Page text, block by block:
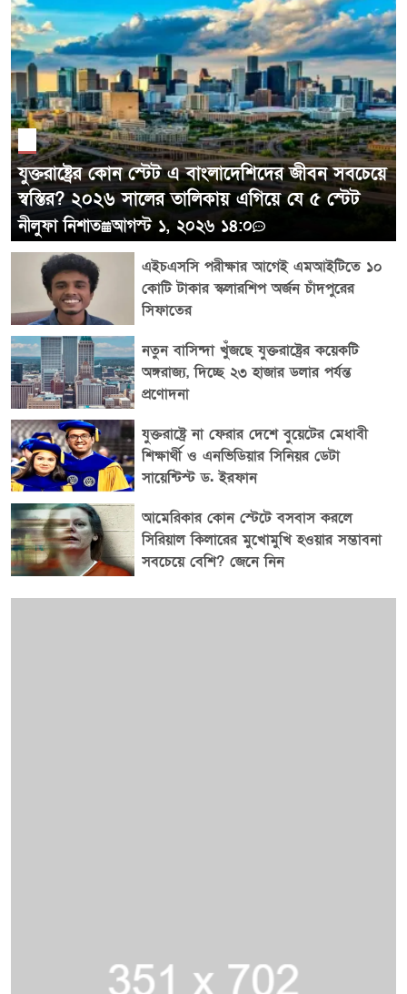
পরিমাণ কমানোর পরামর্শ দেওয়া হয়েছে, যা দ্রুত ঘুমাতে যাওয়া
এবং ঘুমের ব্যাঘাত ঘটার ঝুঁকি কমাতে সাহায্য করবে।
POST COMMENTS
যুক্তরাষ্ট্রের কোন স্টেট এ বাংলাদেশিদের জীবন সবচেয়ে
স্বস্তির? ২০২৬ সালের তালিকায় এগিয়ে যে ৫ স্টেট
নীলুফা নিশাত আগস্ট ১, ২০২৬ ১৪:০
এইচএসসি পরীক্ষার আগেই এমআইটিতে ১০
কোটি টাকার স্কলারশিপ অর্জন চাঁদপুরের
সিফাতের
নতুন বাসিন্দা খুঁজছে যুক্তরাষ্ট্রের কয়েকটি
অঙ্গরাজ্য, দিচ্ছে ২৩ হাজার ডলার পর্যন্ত
প্রণোদনা
যুক্তরাষ্ট্রে না ফেরার দেশে বুয়েটের মেধাবী
শিক্ষার্থী ও এনভিডিয়ার সিনিয়র ডেটা
সায়েন্টিস্ট ড. ইরফান
আমেরিকার কোন স্টেটে বসবাস করলে
সিরিয়াল কিলারের মুখোমুখি হওয়ার সম্ভাবনা
সবচেয়ে বেশি? জেনে নিন